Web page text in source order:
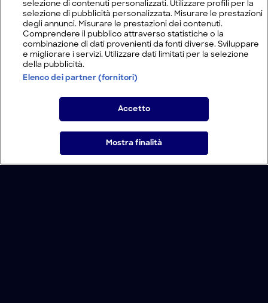
selezione di contenuti personalizzati. Utilizzare profili per la
selezione di pubblicità personalizzata. Misurare le prestazioni
degli annunci. Misurare le prestazioni dei contenuti.
Comprendere il pubblico attraverso statistiche o la
combinazione di dati provenienti da fonti diverse. Sviluppare
e migliorare i servizi. Utilizzare dati limitati per la selezione
della pubblicità.
Elenco dei partner (fornitori)
Accetto
Mostra finalità